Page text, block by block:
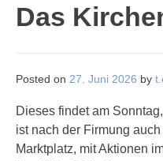
Das
Posted on 27. Juni 2026 by
Dieses findet am
ist nach der Firmung
Marktplatz, mit Aktionen